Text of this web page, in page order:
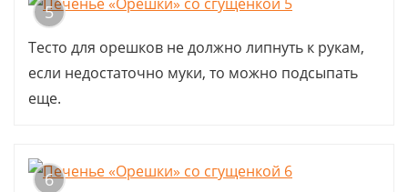
5
Тесто для орешков не должно липнуть к рукам,
если недостаточно муки, то можно подсыпать
еще.
6